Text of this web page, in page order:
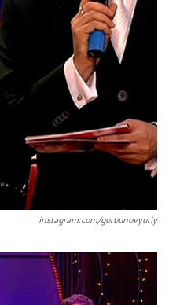
instagram.com/gorbunovyuriy